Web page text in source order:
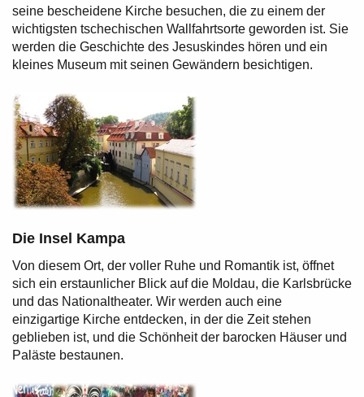
seine bescheidene Kirche besuchen, die zu einem der
wichtigsten tschechischen Wallfahrtsorte geworden ist. Sie
werden die Geschichte des Jesuskindes hören und ein
kleines Museum mit seinen Gewändern besichtigen.
Die Insel Kampa
Von diesem Ort, der voller Ruhe und Romantik ist, öffnet
sich ein erstaunlicher Blick auf die Moldau, die Karlsbrücke
und das Nationaltheater. Wir werden auch eine
einzigartige Kirche entdecken, in der die Zeit stehen
geblieben ist, und die Schönheit der barocken Häuser und
Paläste bestaunen.